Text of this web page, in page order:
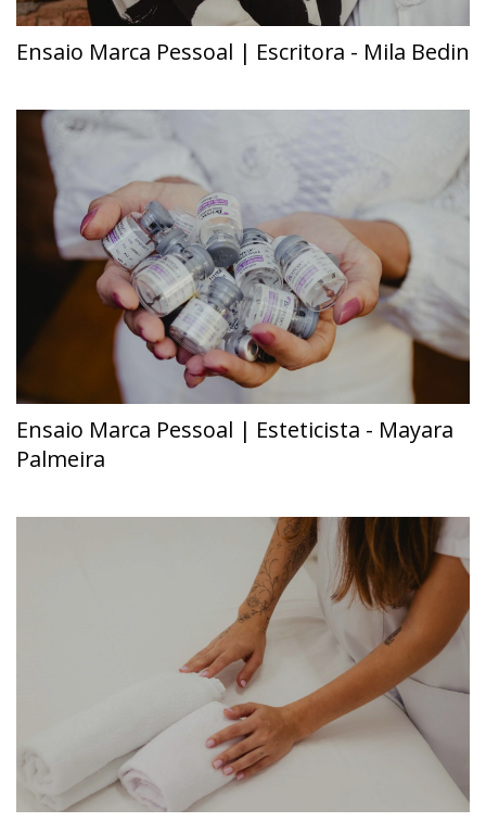
Ensaio Marca Pessoal | Escritora - Mila Bedin
Ensaio Marca Pessoal | Esteticista - Mayara
Palmeira